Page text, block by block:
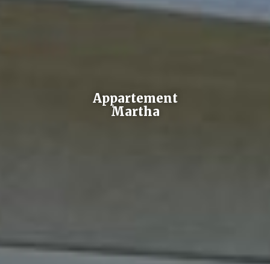
Appartement
Martha